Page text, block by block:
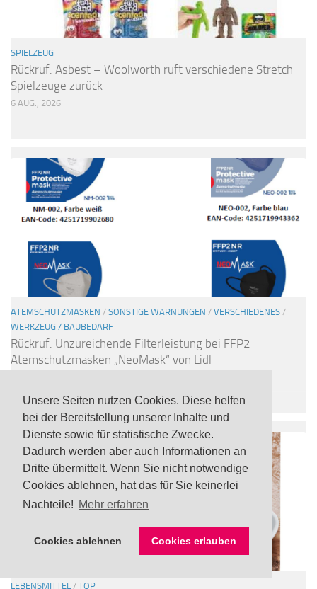
Unsere Seiten nutzen Cookies. Diese helfen
bei der Bereitstellung unserer Inhalte und
Dienste sowie für statistische Zwecke.
Dadurch werden aber auch Informationen an
Dritte übermittelt. Wenn Sie nicht notwendige
Cookies ablehnen, hat das für Sie keinerlei
Nachteile! Mehr erfahren
Cookies ablehnen Cookies erlauben
SPIELZEUG
Rückruf: Asbest – Woolworth ruft verschiedene Stretch
Spielzeuge zurück
6 AUG., 2026
ATEMSCHUTZMASKEN / SONSTIGE WARNUNGEN / VERSCHIEDENES /
WERKZEUG / BAUBEDARF
Rückruf: Unzureichende Filterleistung bei FFP2
Atemschutzmasken „NeoMask“ von Lidl
LEBENSMITTEL / TOP